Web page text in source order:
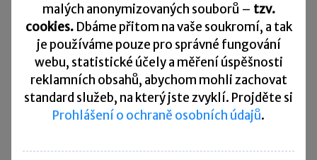
nebo v samostatné smlouvě,
nedojde ke zvýšení vstupní ceny u vlastníka
nemovitosti z titulu technického
zhodnocení.
Při splnění těchto podmíneknájemce zařadí
malých anonymizovaných souborů – tzv.
cookies. Dbáme přitom na vaše soukromí, a tak
je používáme pouze pro správné fungování
webu, statistické účely a měření úspěšnosti
reklamních obsahů, abychom mohli zachovat
standard služeb, na který jste zvyklí. Projděte si
Prohlášení o ochraně osobních údajů.